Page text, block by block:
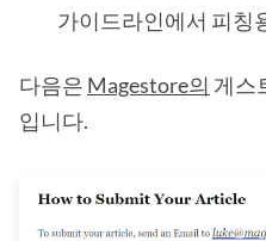
가이드라인에서 피칭
다음은 Magestore의 게스
입니다.